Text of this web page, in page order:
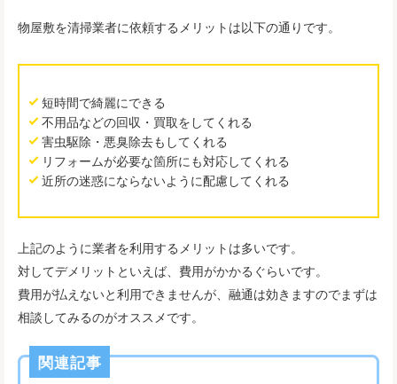
物屋敷を清掃業者に依頼するメリットは以下の通りです。
短時間で綺麗にできる
不用品などの回収・買取をしてくれる
害虫駆除・悪臭除去もしてくれる
リフォームが必要な箇所にも対応してくれる
近所の迷惑にならないように配慮してくれる
上記のように業者を利用するメリットは多いです。
対してデメリットといえば、費用がかかるぐらいです。
費用が払えないと利用できませんが、融通は効きますのでまずは
相談してみるのがオススメです。
関連記事